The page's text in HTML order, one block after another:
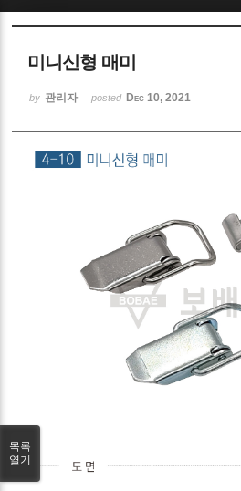
미니신형 매미
by 관리자 posted Dec 10, 2021
목록
열기
Sketchbook5, 스케
Sketchbook5, 스케